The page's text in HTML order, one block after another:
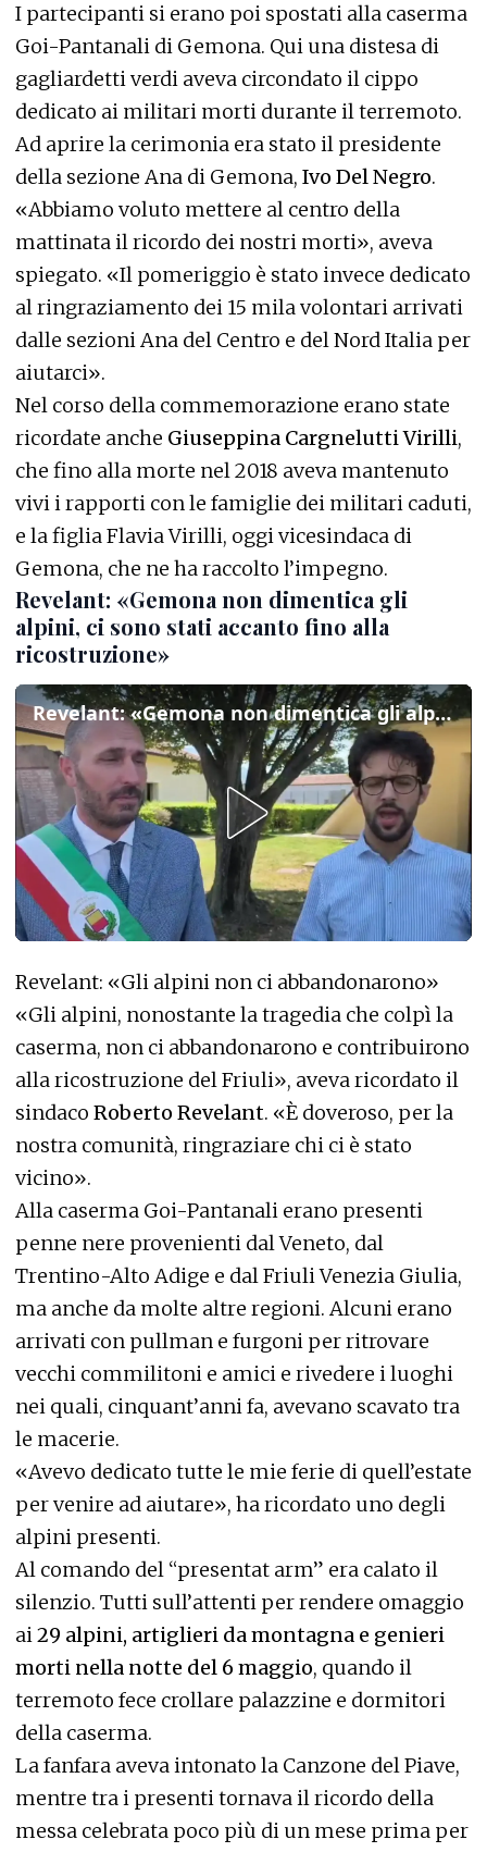
I partecipanti si erano poi spostati alla caserma
Goi-Pantanali di Gemona. Qui una distesa di
gagliardetti verdi aveva circondato il cippo
dedicato ai militari morti durante il terremoto.
Ad aprire la cerimonia era stato il presidente
della sezione Ana di Gemona, Ivo Del Negro.
«Abbiamo voluto mettere al centro della
mattinata il ricordo dei nostri morti», aveva
spiegato. «Il pomeriggio è stato invece dedicato
al ringraziamento dei 15 mila volontari arrivati
dalle sezioni Ana del Centro e del Nord Italia per
aiutarci».
Nel corso della commemorazione erano state
ricordate anche Giuseppina Cargnelutti Virilli,
che fino alla morte nel 2018 aveva mantenuto
vivi i rapporti con le famiglie dei militari caduti,
e la figlia Flavia Virilli, oggi vicesindaca di
Gemona, che ne ha raccolto l’impegno.
Revelant: «Gemona non dimentica gli
alpini, ci sono stati accanto fino alla
ricostruzione»
Revelant: «Gemona non dimentica gli alpini, ci sono stati accanto fino alla ricostruzione»
Revelant: «Gli alpini non ci abbandonarono»
«Gli alpini, nonostante la tragedia che colpì la
caserma, non ci abbandonarono e contribuirono
alla ricostruzione del Friuli», aveva ricordato il
sindaco Roberto Revelant. «È doveroso, per la
nostra comunità, ringraziare chi ci è stato
vicino».
Alla caserma Goi-Pantanali erano presenti
penne nere provenienti dal Veneto, dal
Trentino-Alto Adige e dal Friuli Venezia Giulia,
ma anche da molte altre regioni. Alcuni erano
arrivati con pullman e furgoni per ritrovare
vecchi commilitoni e amici e rivedere i luoghi
nei quali, cinquant’anni fa, avevano scavato tra
le macerie.
«Avevo dedicato tutte le mie ferie di quell’estate
per venire ad aiutare», ha ricordato uno degli
alpini presenti.
Al comando del “presentat arm” era calato il
silenzio. Tutti sull’attenti per rendere omaggio
ai29 alpini, artiglieri da montagna e genieri
morti nella notte del 6 maggio, quando il
terremoto fece crollare palazzine e dormitori
della caserma.
La fanfara aveva intonato la Canzone del Piave,
mentre tra i presenti tornava il ricordo della
messa celebrata poco più di un mese prima per